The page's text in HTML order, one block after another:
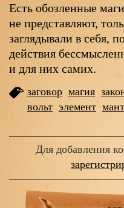
Есть обозленные
не представляют,
заглядывали в себя,
действия
и для них самих.
заговор магия
вольт элемент
Для добавления